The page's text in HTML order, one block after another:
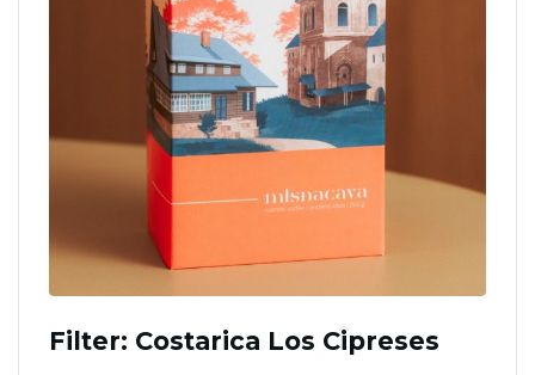
Filter: Costarica Los Cipreses